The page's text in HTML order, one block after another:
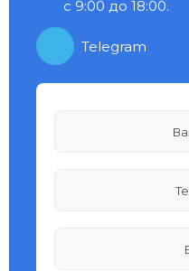
с 9:00 до 18:00.
Telegram